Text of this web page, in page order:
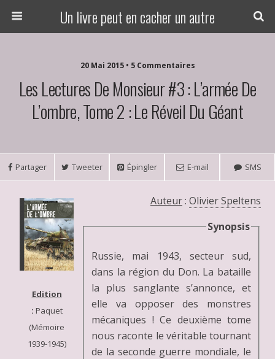
Un livre peut en cacher un autre
20 Mai 2015 • 5 Commentaires
Les Lectures De Monsieur #3 : L’armée De
L’ombre, Tome 2 : Le Réveil Du Géant
Partager Tweeter Épingler E-mail SMS
Edition
: Paquet
(Mémoire
1939-1945)
Auteur: Olivier Speltens
Synopsis
Russie, mai 1943, secteur sud,
dans la région du Don. La bataille
la plus sanglante s’annonce, et
elle va opposer des monstres
mécaniques ! Ce deuxième tome
nous raconte le véritable tournant
de la seconde guerre mondiale, le